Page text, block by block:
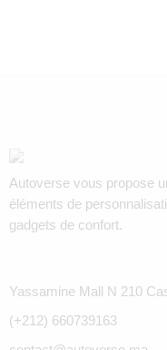
Autoverse vous propose
éléments de
gadgets de confort.
Yassamine Mall N 210
(+212) 660739163